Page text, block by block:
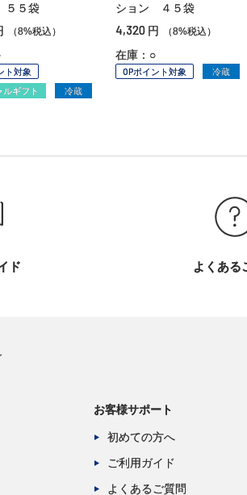
５袋
（8%税込）
ト対象
ルギフト
冷蔵
ション ４５袋
4,320 円 （8%税込）
在庫：○
OPポイント対象 冷蔵
ド よくある
お客様サポート
初めての方へ
ご利用ガイド
よくあるご質問